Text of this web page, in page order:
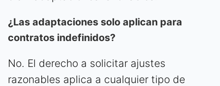
¿Las adaptaciones solo aplican para
contratos indefinidos?
No. El derecho a solicitar ajustes
razonables aplica a cualquier tipo de